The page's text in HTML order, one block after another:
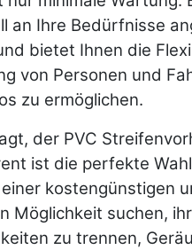
an Ihre Bedürfnisse
bietet Ihnen die
von Personen und
zu ermöglichen.
der PVC
ist die perfekte
kostengünstigen
Möglichkeit suchen,
zu trennen,